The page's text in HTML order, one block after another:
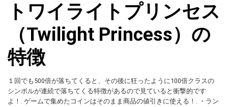
トワイライトプリンセス
（Twilight Princess）の
特徴
１回でも500倍が落ちてくると、その後に狂ったように100倍クラスの
シンボルが連続で落ちてくる特徴があるので見ていると衝撃的です
よ！. ゲームで集めたコインはそのまま商品の値引きに使える！. ・ラン